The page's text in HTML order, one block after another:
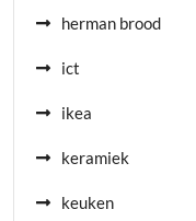
herman brood
ict
ikea
keramiek
keuken